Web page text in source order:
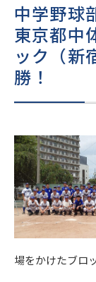
進路・進学
入試情報
在校生・
保護者の
皆様へ
このサイト
中学野球
東京都中
ック（
勝！
場をかけたブロ